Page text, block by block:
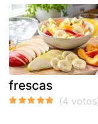
frescas